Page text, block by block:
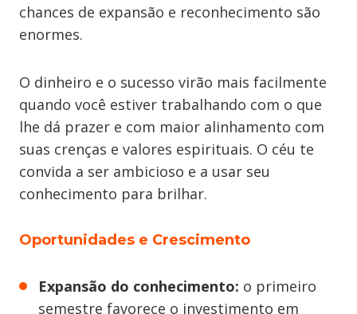
chances de expansão e reconhecimento são
enormes.
O dinheiro e o sucesso virão mais facilmente
quando você estiver trabalhando com o que
lhe dá prazer e com maior alinhamento com
suas crenças e valores espirituais. O céu te
convida a ser ambicioso e a usar seu
conhecimento para brilhar.
Oportunidades e Crescimento
Expansão do conhecimento: o primeiro
semestre favorece o investimento em